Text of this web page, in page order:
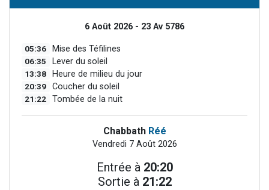
6 Août 2026 - 23 Av 5786
05:36 Mise des Téfilines
06:35 Lever du soleil
13:38 Heure de milieu du jour
20:39 Coucher du soleil
21:22 Tombée de la nuit
Chabbath Réé
Vendredi 7 Août 2026
Entrée à 20:20
Sortie à 21:22